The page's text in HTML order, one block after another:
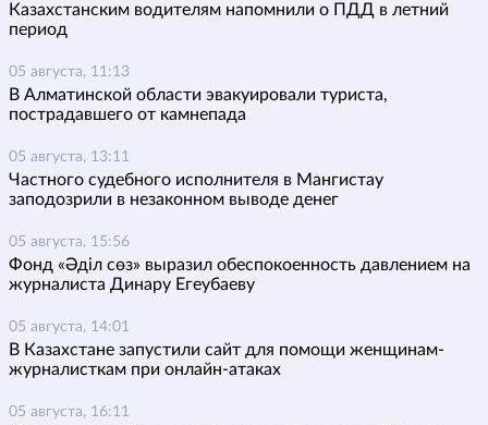
Казахстанским водителям напомнили о ПДД в летний
период
05 августа, 11:13
В Алматинской области эвакуировали туриста,
пострадавшего от камнепада
05 августа, 13:11
Частного судебного исполнителя в Мангистау
заподозрили в незаконном выводе денег
05 августа, 15:56
Фонд «Әділ сөз» выразил обеспокоенность давлением на
журналиста Динару Егеубаеву
05 августа, 14:01
В Казахстане запустили сайт для помощи женщинам-
журналисткам при онлайн-атаках
05 августа, 16:11